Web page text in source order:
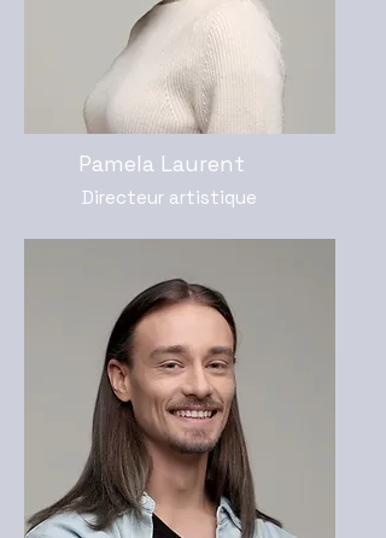
Pamela Laurent
Directeur artistique